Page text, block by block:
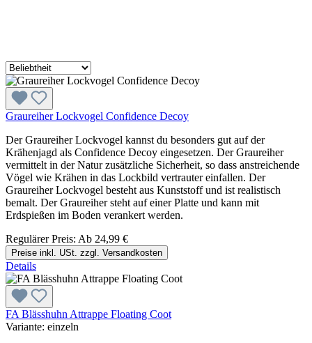
Graureiher Lockvogel Confidence Decoy
Der Graureiher Lockvogel kannst du besonders gut auf der
Krähenjagd als Confidence Decoy eingesetzen. Der Graureiher
vermittelt in der Natur zusätzliche Sicherheit, so dass anstreichende
Vögel wie Krähen in das Lockbild vertrauter einfallen. Der
Graureiher Lockvogel besteht aus Kunststoff und ist realistisch
bemalt. Der Graureiher steht auf einer Platte und kann mit
Erdspießen im Boden verankert werden.
Regulärer Preis: Ab 24,99 €
Preise inkl. USt. zzgl. Versandkosten
Details
FA Blässhuhn Attrappe Floating Coot
Variante: einzeln